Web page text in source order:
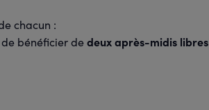
chacun :
bénéficier dedeux après-midis